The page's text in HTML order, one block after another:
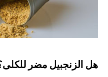
هل الزنجبيل مضر